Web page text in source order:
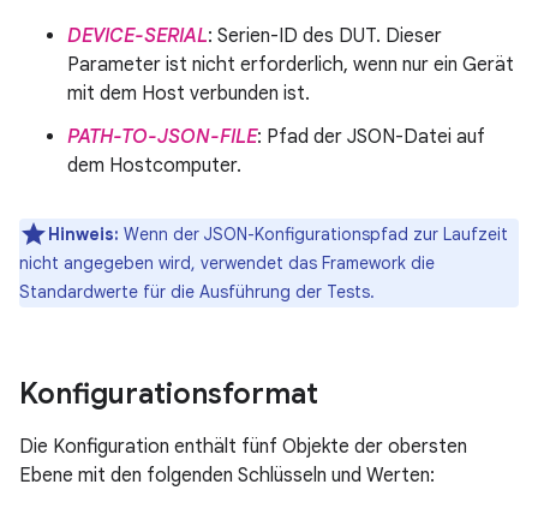
DEVICE-SERIAL: Serien-ID des DUT. Dieser
Parameter ist nicht erforderlich, wenn nur ein Gerät
mit dem Host verbunden ist.
PATH-TO-JSON-FILE: Pfad der JSON-Datei auf
dem Hostcomputer.
Hinweis: Wenn der JSON-Konfigurationspfad zur Laufzeit
nicht angegeben wird, verwendet das Framework die
Standardwerte für die Ausführung der Tests.
Konfigurationsformat
Die Konfiguration enthält fünf Objekte der obersten
Ebene mit den folgenden Schlüsseln und Werten: